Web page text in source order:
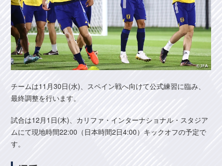
チームは11月30日(水)、スペイン戦へ向けて公式練習に臨み、
最終調整を行います。
試合は12月1日(木)、カリファ・インターナショナル・スタジア
ムにて現地時間22:00（日本時間2日4:00）キックオフの予定で
す。